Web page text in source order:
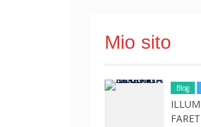
Mio sito
Blog